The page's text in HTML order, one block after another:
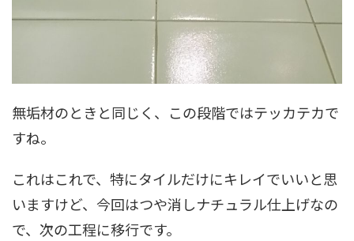
無垢材のときと同じく、この段階ではテッカテカで
すね。
これはこれで、特にタイルだけにキレイでいいと思
いますけど、今回はつや消しナチュラル仕上げなの
で、次の工程に移行です。